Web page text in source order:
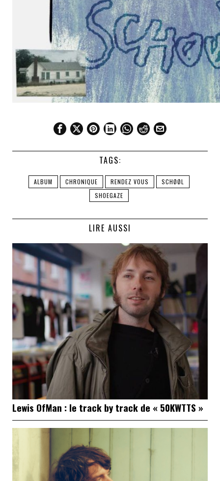
TAGS:
ALBUM CHRONIQUE RENDEZ VOUS
SCHØØL
SHOEGAZE
LIRE AUSSI
Lewis OfMan : le track by track de « 50KWTTS »